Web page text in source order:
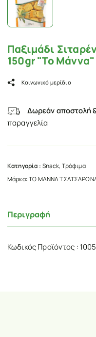
Παξιμάδι
150gr "To Μάννα"
Κοινωνικό μερίδιο
Δωρεάν αποστολή
παραγγελία
Κατηγορία : Snack, Τρόφιμα
Μάρκα:ΤΟ ΜΑΝΝΑ
Περιγραφή
Κωδικός Προϊόντος :